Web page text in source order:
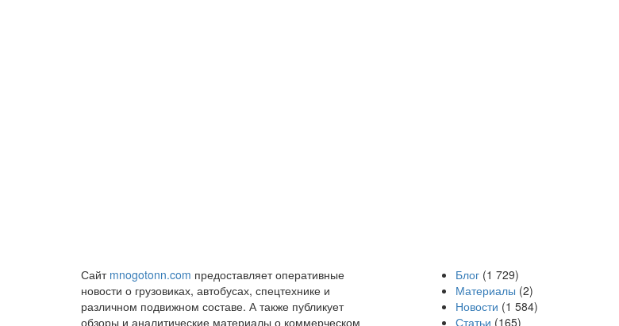
Сайт mnogotonn.com предоставляет оперативные
новости о грузовиках, автобусах, спецтехнике и
различном подвижном составе. А также публикует
обзоры и аналитические материалы о коммерческом
Блог (1 729)
Материалы (2)
Новости (1 584)
Статьи (165)